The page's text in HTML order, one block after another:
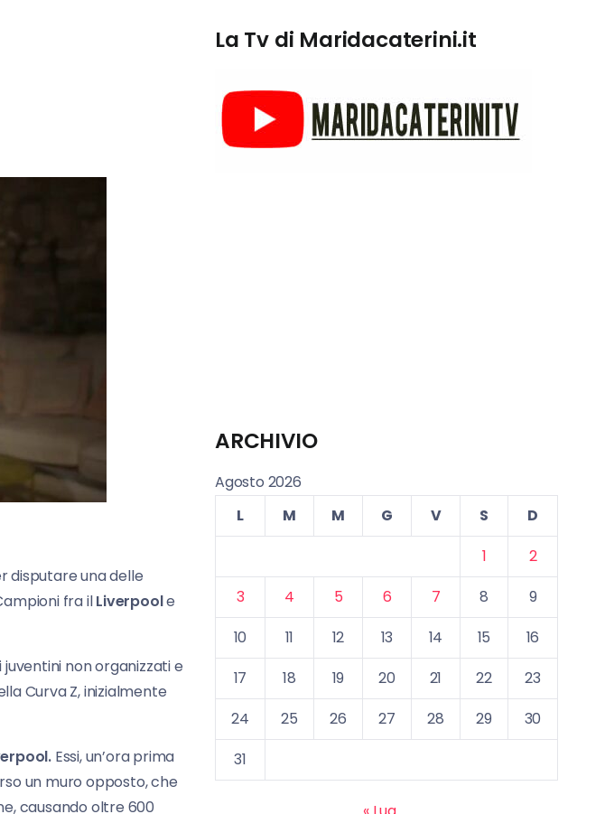
disputare una delle
fra ilLiverpoole
non organizzati e
Curva Z, inizialmente
Essi, un’ora prima
un muro opposto, che
causando oltre 600
La Tv di Maridacaterini.it
ARCHIVIO
Agosto 2026
L
M M G V S
D
1
2
3
4 5 6 7 8
9
10
11 12 13 14 15
16
17
18 19 20 21 22
23
24
25 26 27 28 29
30
31